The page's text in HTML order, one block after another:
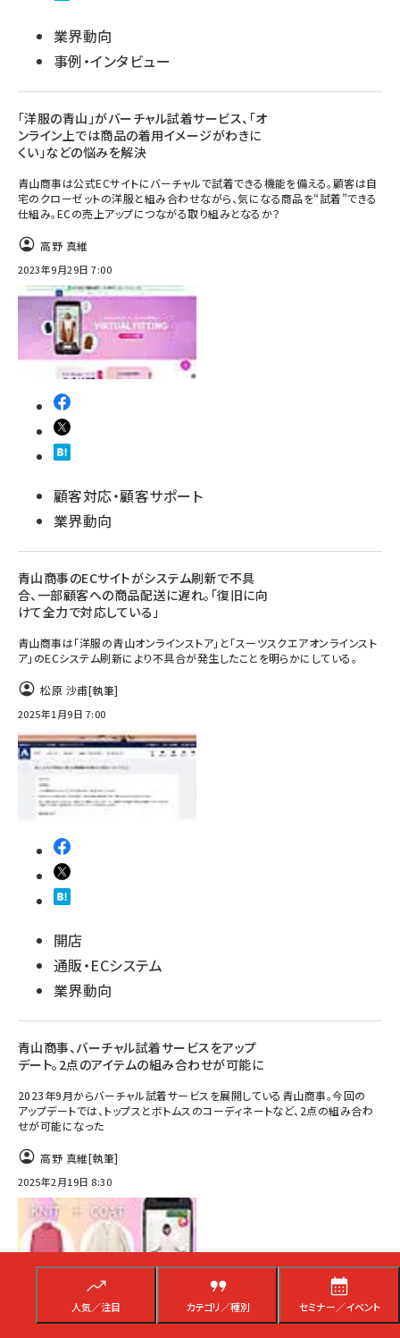
人気／注目 カテゴリ／種別 セミナー／イベント
業界動向
事例・インタビュー
「洋服の青山」がバーチャル試着サービス、「オ
ンライン上では商品の着用イメージがわきに
くい」などの悩みを解決
青山商事は公式ECサイトにバーチャルで試着できる機能を備える。顧客は自
宅のクローゼットの洋服と組み合わせながら、気になる商品を“試着”できる
仕組み。ECの売上アップにつながる取り組みとなるか？
高野 真維
2023年9月29日 7:00
顧客対応・顧客サポート
業界動向
青山商事のECサイトがシステム刷新で不具
合、一部顧客への商品配送に遅れ。「復旧に向
けて全力で対応している」
青山商事は「洋服の青山オンラインストア」と「スーツスクエアオンラインスト
ア」のECシステム刷新により不具合が発生したことを明らかにしている。
松原 沙甫[執筆]
2025年1月9日 7:00
開店
通販・ECシステム
業界動向
青山商事、バーチャル試着サービスをアップ
デート。2点のアイテムの組み合わせが可能に
2023年9月からバーチャル試着サービスを展開している青山商事。今回の
アップデートでは、トップスとボトムスのコーディネートなど、2点の組み合わ
せが可能になった
高野 真維[執筆]
2025年2月19日 8:30